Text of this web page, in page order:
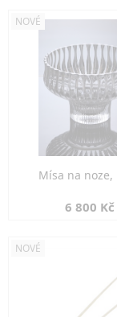
NOVÉ
Mísa na noze,
6 800 Kč
NOVÉ